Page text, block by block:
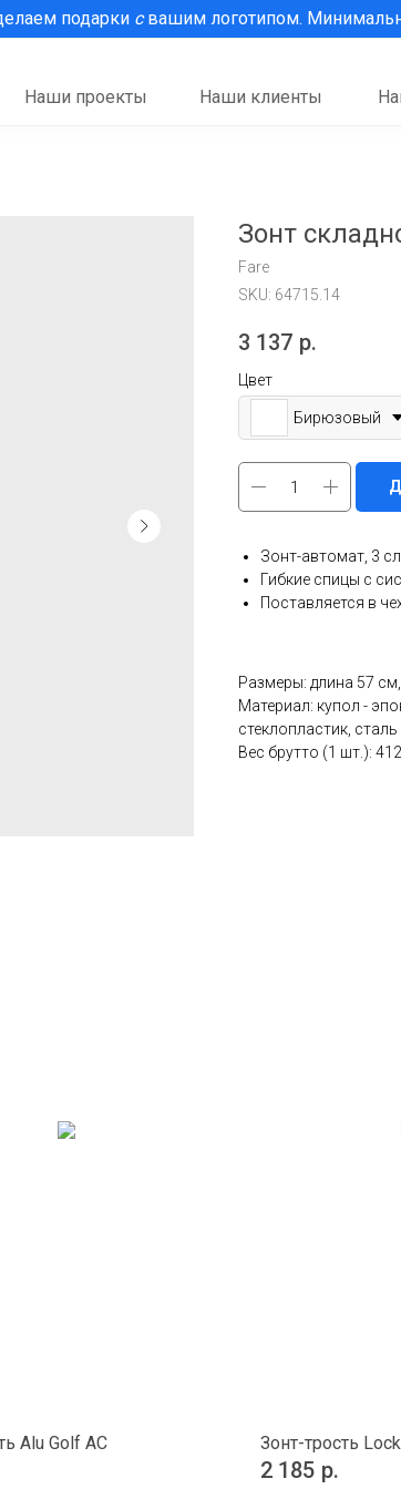
Наши клиенты
Наши проекты
подарки свашим логотипом.
Зонт
Fare
SKU: 64715.14
3 137 р.
Цвет
Бирюзовый
Зонт-автомат, 3
Гибкие спицы с
Поставляется в
Размеры: длина 57
Материал: купол -
стеклопластик, сталь
Вес брутто (1 шт.):
Alu Golf AC Зонт-трость
2 185 р.